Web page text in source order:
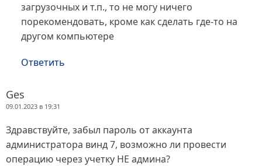
загрузочных и т.п., то не могу ничего
порекомендовать, кроме как сделать где-то на
другом компьютере
Ответить
Ges
09.01.2023 в 19:31
Здравствуйте, забыл пароль от аккаунта
администратора винд 7, возможно ли провести
операцию через учетку НЕ админа?